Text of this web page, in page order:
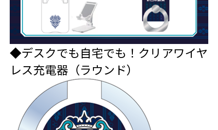
◆デスクでも自宅でも！クリアワイヤ
レス充電器（ラウンド）